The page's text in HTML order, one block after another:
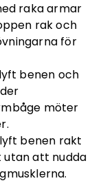
raka armar
rak och
för
benen och
möter
benen rakt
utan att nudda